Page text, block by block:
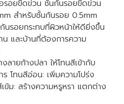
อยขีดข่วน ชั้นกันรอยขีดข่วน
สำหรับชั้นกันรอย 0.5mm
นรอยกระทบที่ผิวหน้าให้ดียิ่งขึ้น
น และบ้านที่ต้องการความ
ลายก้างปลา ให้โทนสีเข้ากับ
โทนสีอ่อน: เพิ่มความโปร่ง
ข้ม: สร้างความหรูหรา แตกต่าง